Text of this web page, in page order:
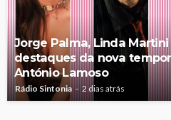
Jorge Palma, Linda
destaques da nova
António Lamoso
Rádio Sintonia 2 dias atrás